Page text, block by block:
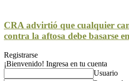
CRA advirtió que cualquier
contra la aftosa debe basarse
Registrarse
¡Bienvenido! Ingresa en tu cuenta
Usuario